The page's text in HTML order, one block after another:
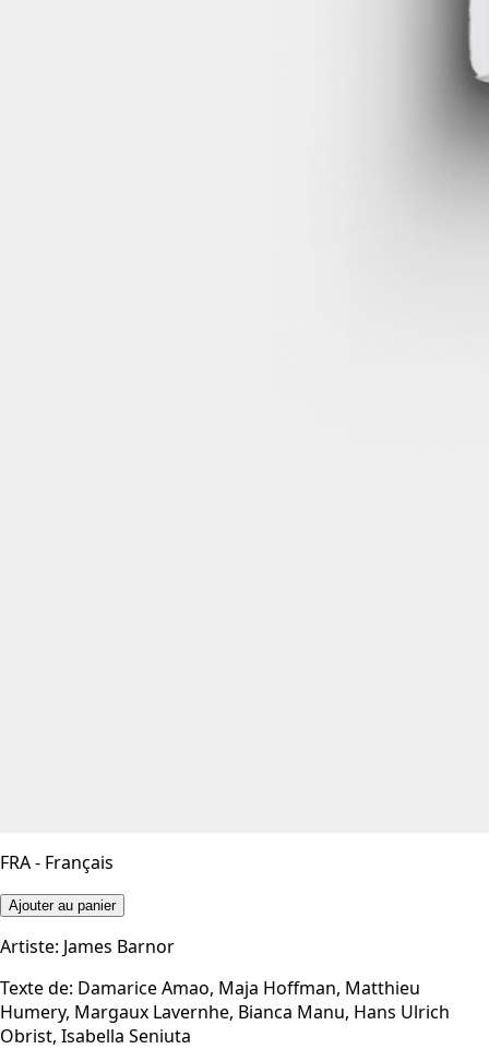
FRA - Français
Ajouter au panier
Artiste: James Barnor
Texte de: Damarice Amao, Maja Hoffman, Matthieu
Humery, Margaux Lavernhe, Bianca Manu, Hans Ulrich
Obrist, Isabella Seniuta